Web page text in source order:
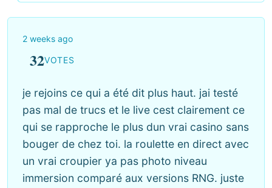
2 weeks ago
32VOTES
je rejoins ce qui a été dit plus haut. jai testé
pas mal de trucs et le live cest clairement ce
qui se rapproche le plus dun vrai casino sans
bouger de chez toi. la roulette en direct avec
un vrai croupier ya pas photo niveau
immersion comparé aux versions RNG. juste